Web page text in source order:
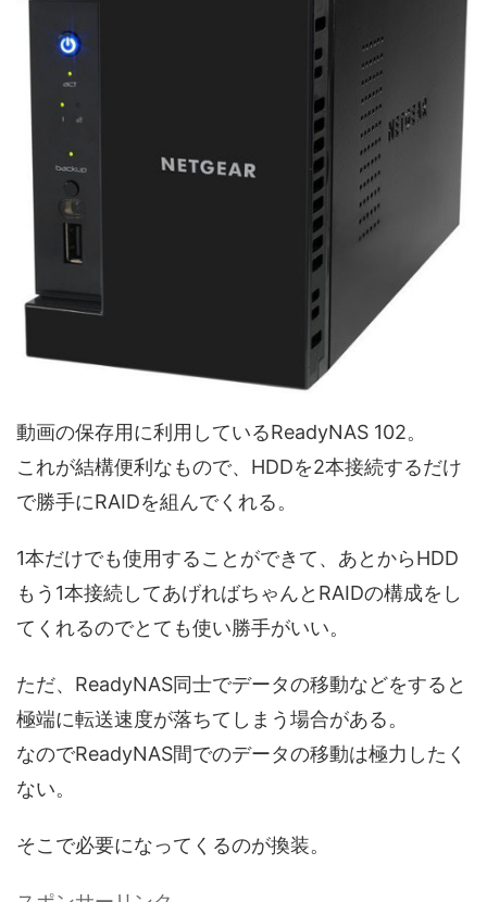
動画の保存用に利用しているReadyNAS 102。
これが結構便利なもので、HDDを2本接続するだけ
で勝手にRAIDを組んでくれる。
1本だけでも使用することができて、あとからHDD
もう1本接続してあげればちゃんとRAIDの構成をし
てくれるのでとても使い勝手がいい。
ただ、ReadyNAS同士でデータの移動などをすると
極端に転送速度が落ちてしまう場合がある。
なのでReadyNAS間でのデータの移動は極力したく
ない。
そこで必要になってくるのが換装。